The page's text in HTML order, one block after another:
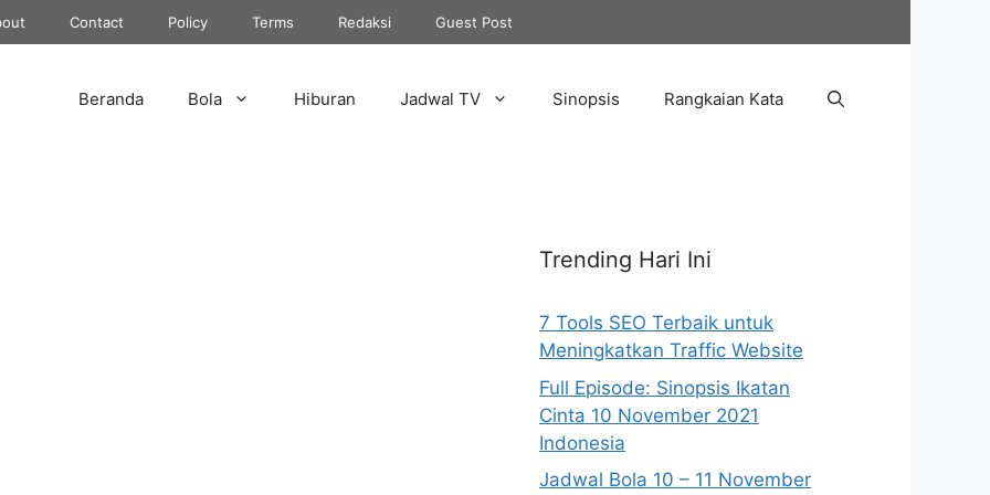
Contact Policy Terms Redaksi Guest Post
Beranda Bola Hiburan Jadwal TV Sinopsis Rangkaian Kata
Trending Hari Ini
7 Tools SEO Terbaik untuk
Meningkatkan Traffic Website
Full Episode: Sinopsis Ikatan
Cinta 10 November 2021
Indonesia
Jadwal Bola 10 – 11 November